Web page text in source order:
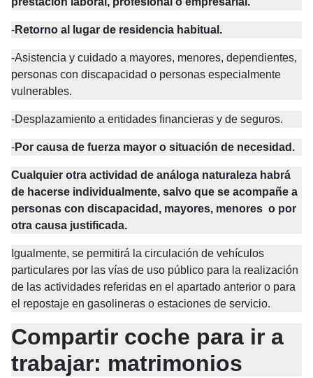
-Retorno al lugar de residencia habitual.
-Asistencia y cuidado a mayores, menores, dependientes,
personas con discapacidad o personas especialmente
vulnerables.
-Desplazamiento a entidades financieras y de seguros.
-Por causa de fuerza mayor o situación de necesidad.
Cualquier otra actividad de análoga naturaleza habrá
de hacerse individualmente, salvo que se acompañe a
personas con discapacidad, mayores, menores  o por
otra causa justificada.
Igualmente, se permitirá la circulación de vehículos
particulares por las vías de uso público para la realización
de las actividades referidas en el apartado anterior o para
el repostaje en gasolineras o estaciones de servicio.
Compartir coche para ir a
trabajar: matrimonios